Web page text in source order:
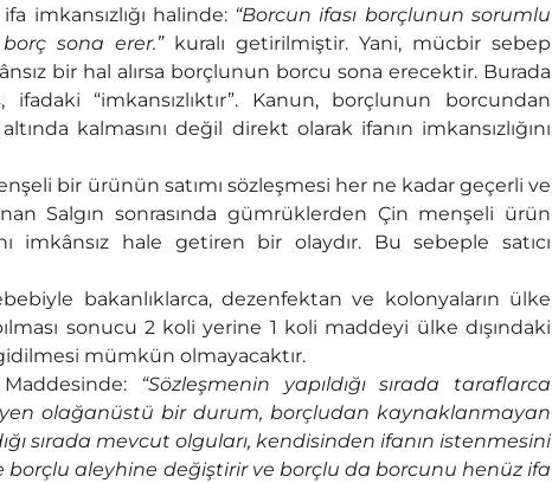
imkansızlığı halinde: “Borcun ifası borçlunun sorumlu
sona erer.”kuralı getirilmiştir. Yani, mücbir sebep
bir hal alırsa borçlunun borcu sona erecektir. Burada
“imkansızlıktır”. Kanun, borçlunun borcundan
kalmasını değil direkt olarak ifanın imkansızlığını
bir ürünün satımı sözleşmesi her ne kadar geçerli ve
Salgın sonrasında gümrüklerden Çin menşeli ürün
imkânsız hale getiren bir olaydır. Bu sebeple satıcı
bakanlıklarca, dezenfektan ve kolonyaların ülke
sonucu 2 koli yerine 1 koli maddeyi ülke dışındaki
mümkün olmayacaktır.
“Sözleşmenin yapıldığı sırada taraflarca
olağanüstü bir durum, borçludan kaynaklanmayan
sırada mevcut olguları, kendisinden ifanın istenmesini
borçlu aleyhine değiştirir ve borçlu da borcunu henüz ifa